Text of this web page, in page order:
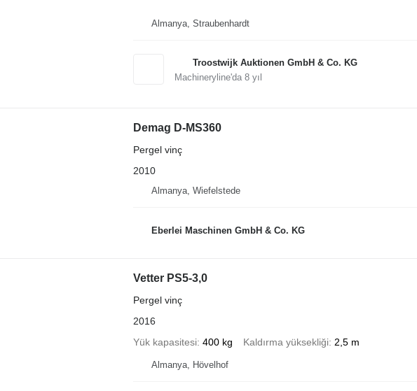
Almanya, Straubenhardt
Troostwijk Auktionen GmbH & Co. KG
Machineryline'da 8yıl
Demag D-MS360
Pergel vinç
2010
Almanya, Wiefelstede
Eberlei Maschinen GmbH & Co. KG
Vetter PS5-3,0
Pergel vinç
2016
Yük kapasitesi 400 kg Kaldırma yüksekliği 2,5 m
Almanya, Hövelhof